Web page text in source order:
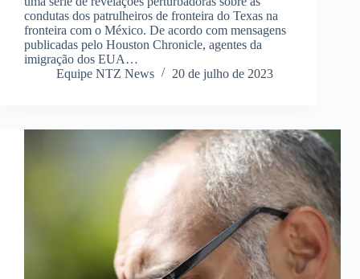
condutas dos patrulheiros de fronteira do Texas na
fronteira com o México. De acordo com mensagens
publicadas pelo Houston Chronicle, agentes da
imigração dos EUA…
Equipe NTZ News
20 de julho de 2023